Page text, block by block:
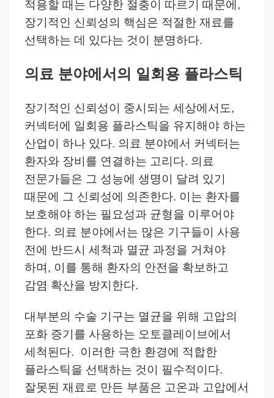
적용할 때는 다양한 절충이 따르기 때문에,
장기적인 신뢰성의 핵심은 적절한 재료를
선택하는 데 있다는 것이 분명하다.
의료 분야에서의 일회용 플라스틱
장기적인 신뢰성이 중시되는 세상에서도,
커넥터에 일회용 플라스틱을 유지해야 하는
산업이 하나 있다. 의료 분야에서 커넥터는
환자와 장비를 연결하는 고리다. 의료
전문가들은 그 성능에 생명이 달려 있기
때문에 그 신뢰성에 의존한다. 이는 환자를
보호해야 하는 필요성과 균형을 이루어야
한다. 의료 분야에서는 많은 기구들이 사용
전에 반드시 세척과 멸균 과정을 거쳐야
하며, 이를 통해 환자의 안전을 확보하고
감염 확산을 방지한다.
대부분의 수술 기구는 멸균을 위해 고압의
포화 증기를 사용하는 오토클레이브에서
세척된다. 이러한 극한 환경에 적합한
플라스틱을 선택하는 것이 필수적이다.
잘못된 재료로 만든 부품은 고온과 고압에서